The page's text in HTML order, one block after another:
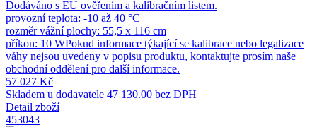
Dodáváno s EU ověřením a kalibračním listem.
provozní teplota: -10 až 40 °C
rozměr vážní plochy: 55,5 x 116 cm
příkon: 10 WPokud informace týkající se kalibrace nebo legalizace
váhy nejsou uvedeny v popisu produktu, kontaktujte prosím naše
obchodní oddělení pro další informace.
57 027 Kč
Skladem u dodavatele 47 130.00 bez DPH
Detail zboží
453043